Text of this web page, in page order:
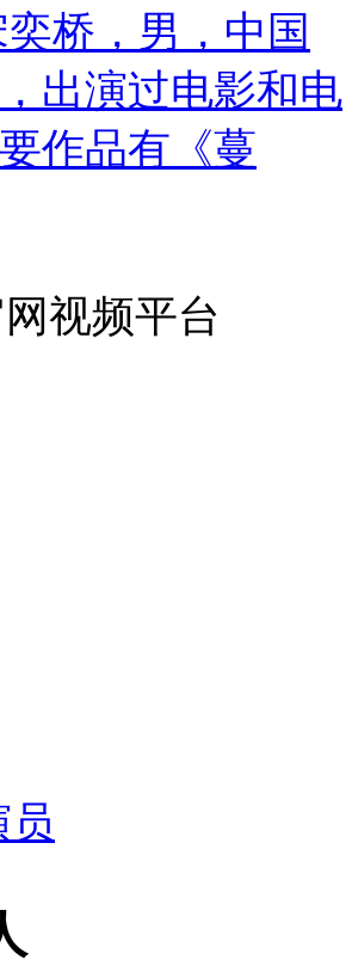
奕桥，男，中国
出演过电影和电
作品有《蔓
视频平台
员